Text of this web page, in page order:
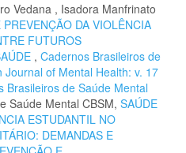
Vedana , Isadora Manfrinato
DA VIOLÊNCIA
FUTUROS
, Cadernos Brasileiros de
Journal of Mental Health: v. 17
Brasileiros de Saúde Mental
Saúde Mental CBSM, SAÚDE
ESTUDANTIL NO
DEMANDAS E